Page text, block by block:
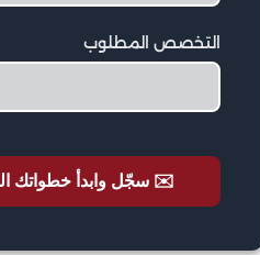
التخصص المطلوب
✉️ سجّل وابدأ خطواتك